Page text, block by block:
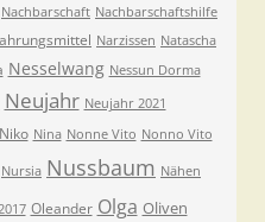
Nachbarschaft Nachbarschaftshilfe
Narzissen Natascha
Nesselwang Nessun Dorma
Neujahr Neujahr 2021
Niko Nina Nonne Vito Nonno Vito
Nursia Nussbaum Nähen
Oleander Olga Oliven